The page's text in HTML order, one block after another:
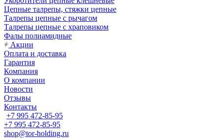
Цепные талрепы, стяжки цепные
Талрепы цепные с рычагом
Талрепы цепные с храповиком
Фалы полиамидные
Акции
Оплата и доставка
Гарантия
Компания
О компании
Новости
Отзывы
Контакты
+7 995 472-85-95
+7 995 472-85-95
shop@tor-holding.ru